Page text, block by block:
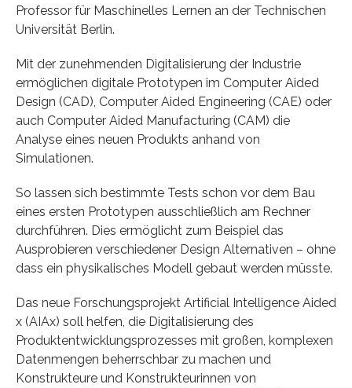
Professor für Maschinelles Lernen an der Technischen
Universität Berlin.
Mit der zunehmenden Digitalisierung der Industrie
ermöglichen digitale Prototypen im Computer Aided
Design (CAD), Computer Aided Engineering (CAE) oder
auch Computer Aided Manufacturing (CAM) die
Analyse eines neuen Produkts anhand von
Simulationen.
So lassen sich bestimmte Tests schon vor dem Bau
eines ersten Prototypen ausschließlich am Rechner
durchführen. Dies ermöglicht zum Beispiel das
Ausprobieren verschiedener Design Alternativen – ohne
dass ein physikalisches Modell gebaut werden müsste.
Das neue Forschungsprojekt Artificial Intelligence Aided
x (AIAx) soll helfen, die Digitalisierung des
Produktentwicklungsprozesses mit großen, komplexen
Datenmengen beherrschbar zu machen und
Konstrukteure und Konstrukteurinnen von